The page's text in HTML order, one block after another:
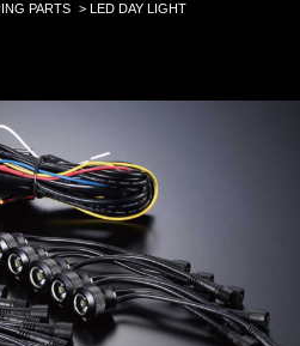
PARTS > LED DAY LIGHT